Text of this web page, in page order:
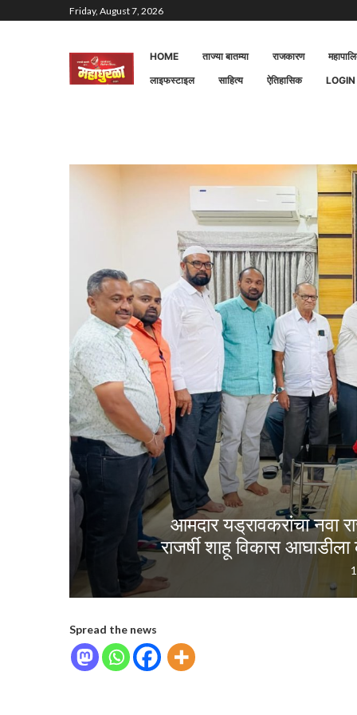
Friday, August 7, 2026
HOME ताज्या बातम्या राजकारण
लाइफस्टाइल
साहित्य ऐतिहासिक LOGIN
आमदार यड्रावकरांचा नवा
राजर्षी शाहू विकास
Spread the news